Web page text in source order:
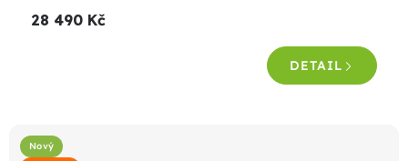
je
28 490 Kč
DETAIL
Nový